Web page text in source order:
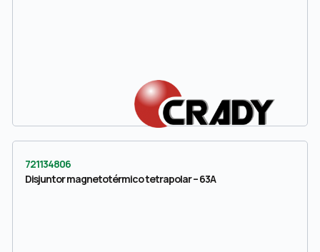
721134806
Disjuntor magnetotérmico tetrapolar – 63A